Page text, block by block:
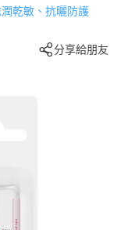
乾敏、抗曬防護
分享給朋友